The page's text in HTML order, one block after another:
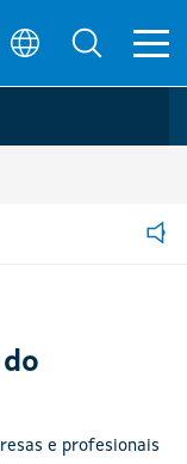
Xunta de
e profesionais